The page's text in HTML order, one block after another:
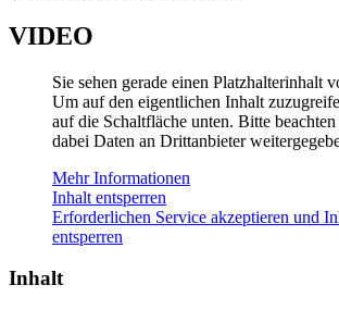
VIDEO
Sie sehen gerade einen Platzhalterinhalt
Um auf den eigentlichen Inhalt
auf die Schaltfläche unten. Bitte beachten
dabei Daten an Drittanbieter
Mehr Informationen
Inhalt entsperren
Erforderlichen Service akzeptieren und
entsperren
Inhalt